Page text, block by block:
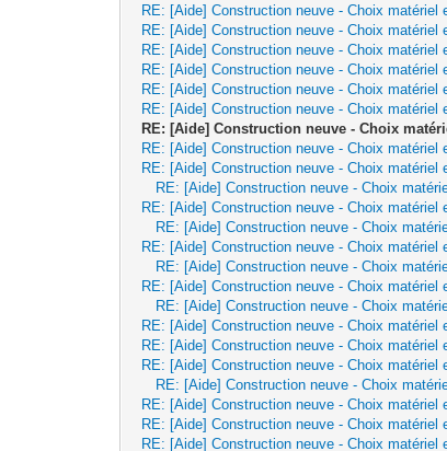
RE: [Aide] Construction neuve - Choix matériel
RE: [Aide] Construction neuve - Choix matériel
RE: [Aide] Construction neuve - Choix matériel
RE: [Aide] Construction neuve - Choix matériel
RE: [Aide] Construction neuve - Choix matériel
RE: [Aide] Construction neuve - Choix matériel
RE: [Aide] Construction neuve - Choix
RE: [Aide] Construction neuve - Choix matériel
RE: [Aide] Construction neuve - Choix matériel
RE: [Aide] Construction neuve - Choix
RE: [Aide] Construction neuve - Choix matériel
RE: [Aide] Construction neuve - Choix
RE: [Aide] Construction neuve - Choix matériel
RE: [Aide] Construction neuve - Choix
RE: [Aide] Construction neuve - Choix matériel
RE: [Aide] Construction neuve - Choix
RE: [Aide] Construction neuve - Choix matériel
RE: [Aide] Construction neuve - Choix matériel
RE: [Aide] Construction neuve - Choix matériel
RE: [Aide] Construction neuve - Choix
RE: [Aide] Construction neuve - Choix matériel
RE: [Aide] Construction neuve - Choix matériel
RE: [Aide] Construction neuve - Choix matériel